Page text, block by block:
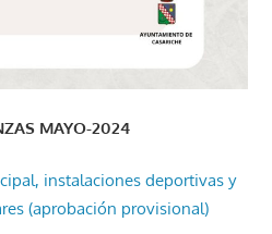
MAYO-2024
instalaciones deportivas y
(aprobación provisional)